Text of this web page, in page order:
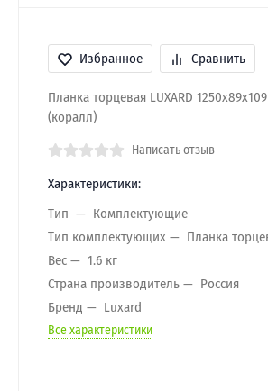
Избранное Сравнить
Планка торцевая LUXARD
(коралл)
Написать отзыв
Характеристики:
Тип
Комплектующие
Тип комплектующих
Планка
Вес
1.6 кг
Страна производитель
Россия
Бренд
Luxard
Все характеристики